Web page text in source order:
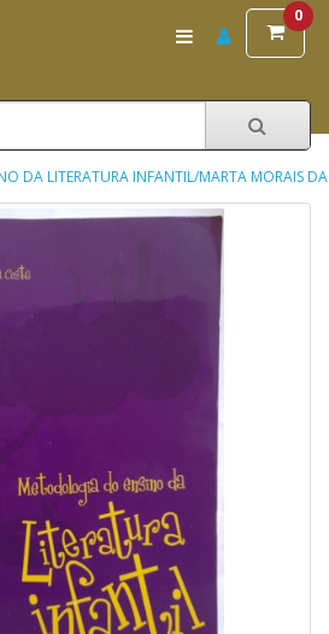
0
DA LITERATURA INFANTIL/MARTA MORAIS